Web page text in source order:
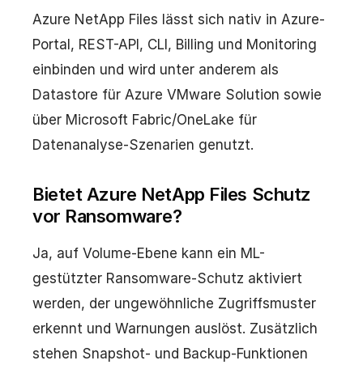
Azure NetApp Files lässt sich nativ in Azure-
Portal, REST-API, CLI, Billing und Monitoring
einbinden und wird unter anderem als
Datastore für Azure VMware Solution sowie
über Microsoft Fabric/OneLake für
Datenanalyse-Szenarien genutzt.
Bietet Azure NetApp Files Schutz
vor Ransomware?
Ja, auf Volume-Ebene kann ein ML-
gestützter Ransomware-Schutz aktiviert
werden, der ungewöhnliche Zugriffsmuster
erkennt und Warnungen auslöst. Zusätzlich
stehen Snapshot- und Backup-Funktionen